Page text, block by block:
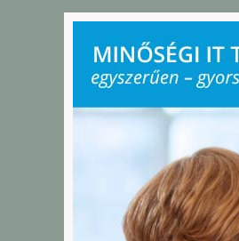
Ugrás a tartalomra